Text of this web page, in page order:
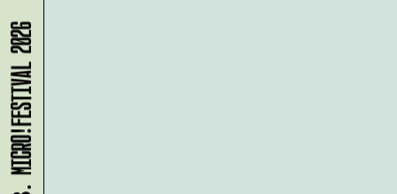
MICRO!FESTIVAL 2026